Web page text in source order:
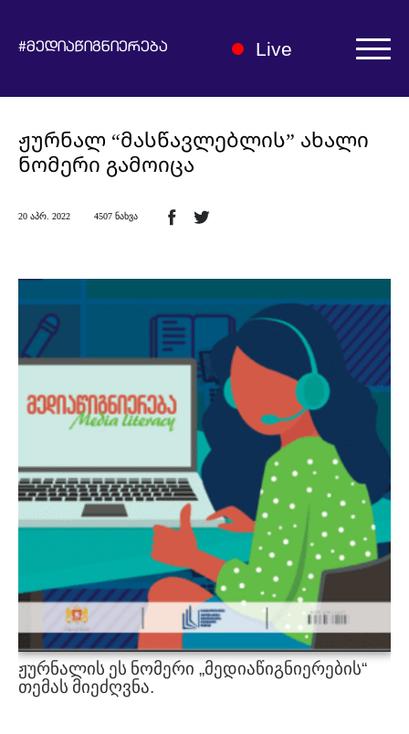
#მედიაწიგნიერება Live
მედიაწიგნიერების ჰაბი
სიახლეები
პროექტები
მოზარდები
მასწავლებლები და მშობლები
ჟურნალ “მასწავლებლის” ახალი
ნომერი გამოიცა
20 აპრ. 2022 4507 ნახვა
ჟურნალის ეს ნომერი „მედიაწიგნიერების“
თემას მიეძღვნა.